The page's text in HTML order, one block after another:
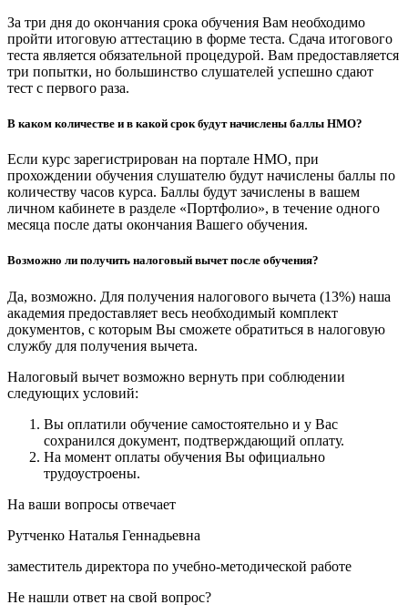
За три дня до окончания срока обучения Вам необходимо
пройти итоговую аттестацию в форме теста. Сдача итогового
теста является обязательной процедурой. Вам предоставляется
три попытки, но большинство слушателей успешно сдают
тест с первого раза.
В каком количестве и в какой срок будут начислены баллы НМО?
Если курс зарегистрирован на портале НМО, при
прохождении обучения слушателю будут начислены баллы по
количеству часов курса. Баллы будут зачислены в вашем
личном кабинете в разделе «Портфолио», в течение одного
месяца после даты окончания Вашего обучения.
Возможно ли получить налоговый вычет после обучения?
Да, возможно. Для получения налогового вычета (13%) наша
академия предоставляет весь необходимый комплект
документов, с которым Вы сможете обратиться в налоговую
службу для получения вычета.
Налоговый вычет возможно вернуть при соблюдении
следующих условий:
Вы оплатили обучение самостоятельно и у Вас
сохранился документ, подтверждающий оплату.
На момент оплаты обучения Вы официально
трудоустроены.
На ваши вопросы отвечает
Рутченко Наталья Геннадьевна
заместитель директора по учебно-методической работе
Не нашли ответ на свой вопрос?